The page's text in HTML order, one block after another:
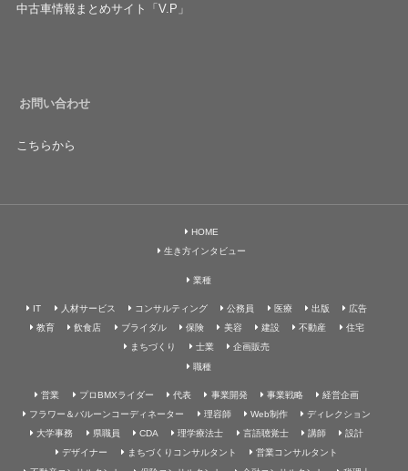
中古車情報まとめサイト「V.P」
お問い合わせ
こちらから
HOME
生き方インタビュー
業種
IT 人材サービス コンサルティング 公務員 医療 出版
広告
教育
飲食店 ブライダル 保険 美容 建設 不動産
住宅
まちづくり
士業
企画販売
職種
営業 プロBMXライダー 代表 事業開発 事業戦略
経営企画
フラワー＆バルーンコーディネーター
理容師 Web制作
ディレクション
大学事務
県職員 CDA 理学療法士 言語聴覚士 講師
設計
デザイナー
まちづくりコンサルタント
営業コンサルタント